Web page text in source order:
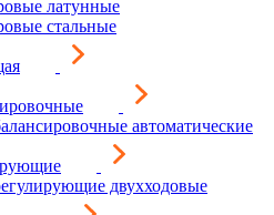
латунные
стальные
автоматические
двухходовые